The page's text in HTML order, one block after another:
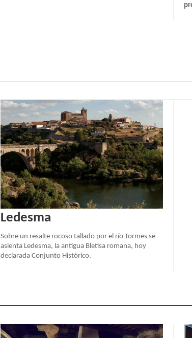
Ledesma
Sobre un resalte rocoso tallado por el río Tormes se
asienta Ledesma, la antigua Bletisa romana, hoy
declarada Conjunto Histórico.